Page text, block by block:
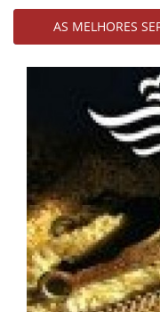
AS MELHORES